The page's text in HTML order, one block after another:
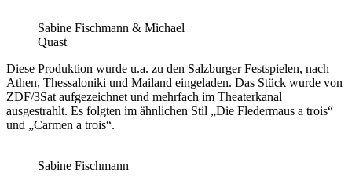
Sabine Fischmann & Michael
Quast
Diese Produktion wurde u.a. zu den Salzburger Festspielen, nach
Athen, Thessaloniki und Mailand eingeladen. Das Stück wurde von
ZDF/3Sat aufgezeichnet und mehrfach im Theaterkanal
ausgestrahlt. Es folgten im ähnlichen Stil „Die Fledermaus a trois“
und „Carmen a trois“.
Sabine Fischmann